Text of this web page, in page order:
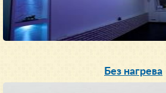
Без нагрева